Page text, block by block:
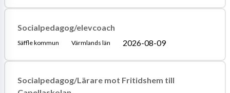
Socialpedagog/elevcoach
Säffle kommun Värmlands län 2026-08-09
Socialpedagog/Lärare mot Fritidshem till